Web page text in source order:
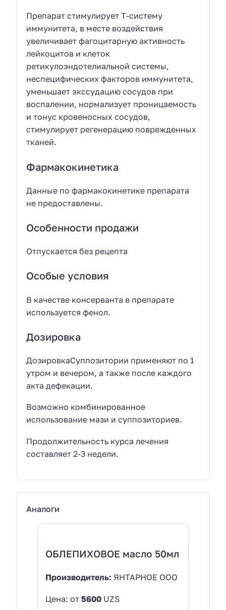
Препарат стимулирует Т-систему
иммунитета, в месте воздействия
увеличивает фагоцитарную активность
лейкоцитов и клеток
ретикулоэндотелиальной системы,
неспецифических факторов иммунитета,
уменьшает экссудацию сосудов при
воспалении, нормализует проницаемость
и тонус кровеносных сосудов,
стимулирует регенерацию поврежденных
тканей.
Фармакокинетика
Данные по фармакокинетике препарата
не предоставлены.
Особенности продажи
Отпускается без рецепта
Особые условия
В качестве консерванта в препарате
используется фенол.
Дозировка
ДозировкаСуппозитории применяют по 1
утром и вечером, а также после каждого
акта дефекации.
Возможно комбинированное
использование мази и суппозиториев.
Продолжительность курса лечения
составляет 2-3 недели.
Аналоги
ОБЛЕПИХОВОЕ масло 50мл
Производитель: ЯНТАРНОЕ ООО
Цена: от 5600 UZS